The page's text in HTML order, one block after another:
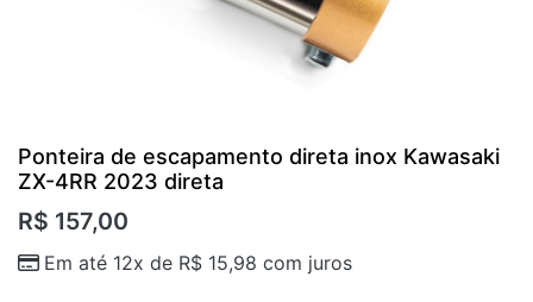
Ponteira de escapamento direta inox Kawasaki
ZX-4RR 2023 direta
R$ 157,00
Em até 12x de R$ 15,98 com juros